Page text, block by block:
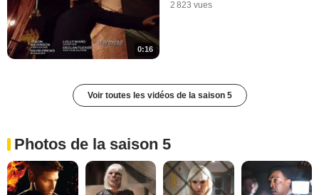
0:16
2 823 vues
Voir toutes les vidéos de la saison 5
Photos de la saison 5